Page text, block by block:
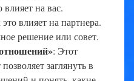
влияет на вас.
влияет на партнера.
решение или совет.
: Этот
заглянуть в